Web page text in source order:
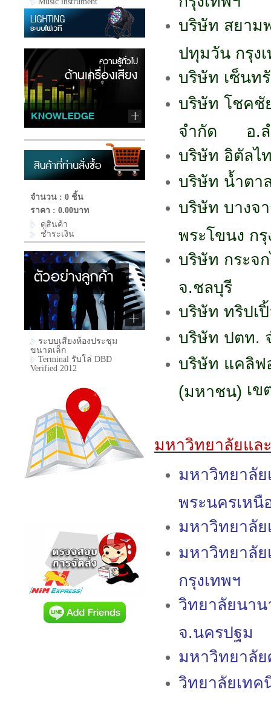
จำนวน : 0 ชิ้น
ราคา : 0.00บาท
ดูสินค้า
ชำระเงิน
ระบบเสียงห้องประชุม
ขนาดเล็ก
Terminal รับโล่ DBD
Verified 2012
บริษัท สยาม
ปทุมวัน กรุง
บริษัท เซ็นท
บริษัท โชคชั
จำกัด อ.ล
บริษัท อิตัลไ
บริษัท น้ำตา
บริษัท บาง
พระโขนง กรุ
บริษัท กระจ
จ.ชลบุรี
บริษัท ทริปเ
บริษัท ปตท.
บริษัท แคลิฟ
(มหาชน) เข
มหาวิทยาลัยแล
มหาวิทยาลัย
พระนครเห
มหาวิทยาลั
มหาวิทยาลัย
กรุงเทพฯ
วิทยาลัยนา
จ.นครปฐม
มหาวิทยาลั
วิทยาลัยเท